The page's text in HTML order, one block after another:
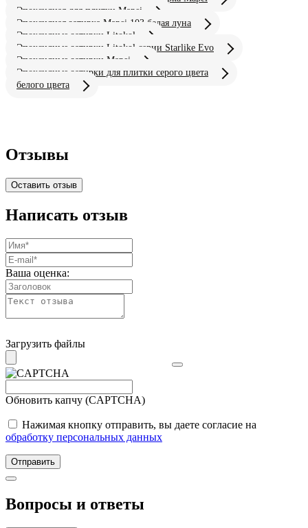
Эпоксидная для плитки Mapei
Эпоксидная затирка Mapei 103 белая луна
Эпоксидные затирки Litokol
Эпоксидные затирки Litokol серии Starlike Evo
Эпоксидные затирки Mapei
Эпоксидные затирки для плитки серого цвета
белого цвета
Отзывы
Оставить отзыв
Написать отзыв
Ваша оценка:
Загрузить файлы
Обновить капчу (CAPTCHA)
Нажимая кнопку отправить, вы даете согласие на
обработку персональных данных
Отправить
Вопросы и ответы